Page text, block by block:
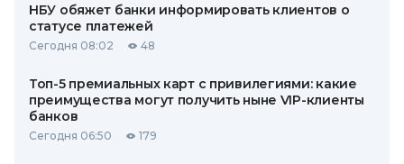
НБУ обяжет банки информировать клиентов о
статусе платежей
Сегодня 08:02 48
Топ-5 премиальных карт с привилегиями: какие
преимущества могут получить ныне VIP-клиенты
банков
Сегодня 06:50 179